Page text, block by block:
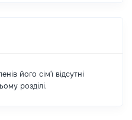
його сім'ї відсутні
розділі.